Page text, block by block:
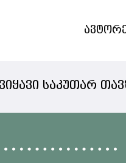
საკუთარ